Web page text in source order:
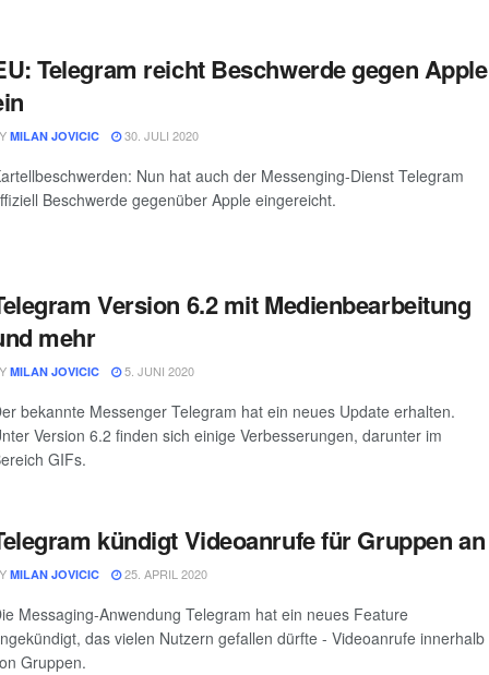
Telegram reicht Beschwerde gegen Apple
MILAN JOVICIC 30. JULI 2020
Nun hat auch der Messenging-Dienst Telegram
Beschwerde gegenüber Apple eingereicht.
Version 6.2 mit Medienbearbeitung
mehr
MILAN JOVICIC 5. JUNI 2020
bekannte Messenger Telegram hat ein neues Update erhalten.
Version 6.2 finden sich einige Verbesserungen, darunter im
GIFs.
kündigt Videoanrufe für Gruppen an
MILAN JOVICIC 25. APRIL 2020
Messaging-Anwendung Telegram hat ein neues Feature
das vielen Nutzern gefallen dürfte - Videoanrufe innerhalb
Gruppen.